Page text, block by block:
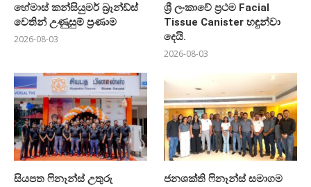
හේමාස් කන්සියුමර් බ්‍රෑන්ඩ්ස්
වෙතින් උණුසුම් ප්‍රණාම
2026-08-03
ශ්‍රී ලංකාවේ ප්‍රථම Facial
Tissue Canister හඳුන්වා
දෙයි.
2026-08-03
සියපත ෆිනෑන්ස් උතුරු
ජනශක්ති ෆිනෑන්ස් සමාගම